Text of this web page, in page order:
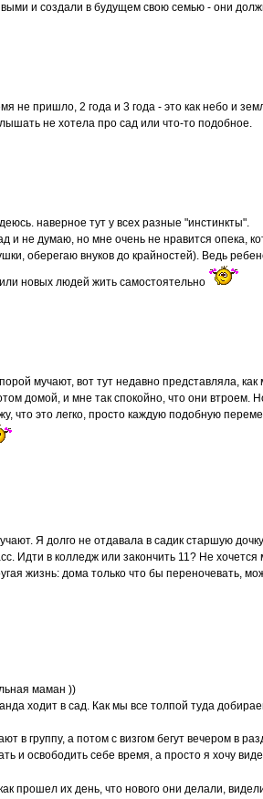
и создали в будущем свою семью - они
не пришло, 2 года и 3 года - это как небо и
не хотела про сад или что-то подобное.
наверное тут у всех разные "инстинкты".
и не думаю, но мне очень не нравится опека,
оберегаю внуков до крайностей). Ведь
новых людей жить самостоятельно
мучают, вот тут недавно представляла,
домой, и мне так спокойно, что они втроем.
что это легко, просто каждую подобную
Я долго не отдавала в садик старшую
Идти в колледж или закончить 11? Не
жизнь: дома только что бы переночевать,
маман ))
ходит в сад. Как мы все толпой туда
в группу, а потом с визгом бегут вечером в
и освободить себе время, а просто я хочу
прошел их день, что нового они делали,